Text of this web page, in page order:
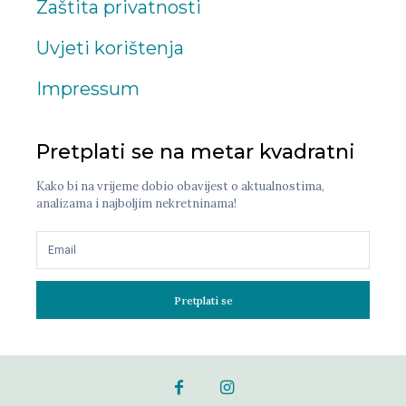
Zaštita privatnosti
Uvjeti korištenja
Impressum
Pretplati se na metar kvadratni
Kako bi na vrijeme dobio obavijest o aktualnostima,
analizama i najboljim nekretninama!
Pretplati se